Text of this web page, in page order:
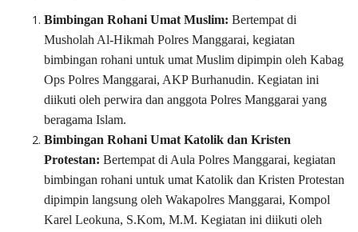
Bimbingan Rohani Umat Muslim: Bertempat di
Musholah Al-Hikmah Polres Manggarai, kegiatan
bimbingan rohani untuk umat Muslim dipimpin oleh Kabag
Ops Polres Manggarai, AKP Burhanudin. Kegiatan ini
diikuti oleh perwira dan anggota Polres Manggarai yang
beragama Islam.
Bimbingan Rohani Umat Katolik dan Kristen
Protestan: Bertempat di Aula Polres Manggarai, kegiatan
bimbingan rohani untuk umat Katolik dan Kristen Protestan
dipimpin langsung oleh Wakapolres Manggarai, Kompol
Karel Leokuna, S.Kom, M.M. Kegiatan ini diikuti oleh